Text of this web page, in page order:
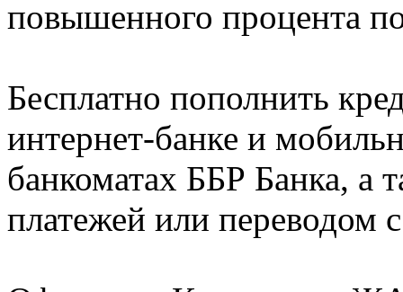
повышенного
Бесплатно пополнить
интернет-банке и
банкоматах ББР Банка, а
платежей или переводом